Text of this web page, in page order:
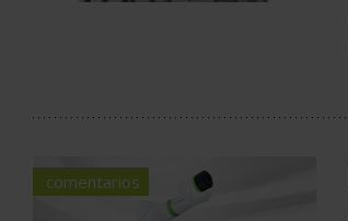
comentarios